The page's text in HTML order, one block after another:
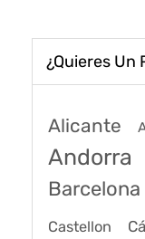
¿Quieres Un
Alicante
Andorra
Barcelona
Castellon